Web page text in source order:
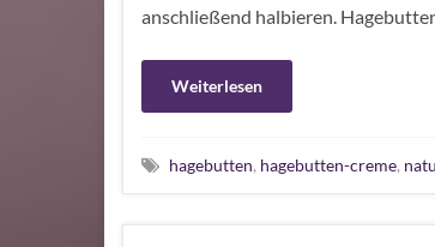
anschließend halbieren.
Weiterlesen
hagebutten, hagebutten-creme,